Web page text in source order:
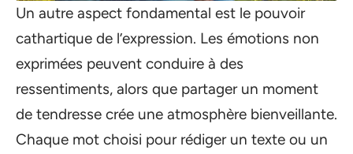
Un autre aspect fondamental est le pouvoir
cathartique de l’expression. Les émotions non
exprimées peuvent conduire à des
ressentiments, alors que partager un moment
de tendresse crée une atmosphère bienveillante.
Chaque mot choisi pour rédiger un texte ou un